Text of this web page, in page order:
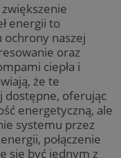
energii to
ochrony naszej
oraz
ciepła i
że te
dostępne, oferując
energetyczną, ale
systemu przez
połączenie
się być jednym z